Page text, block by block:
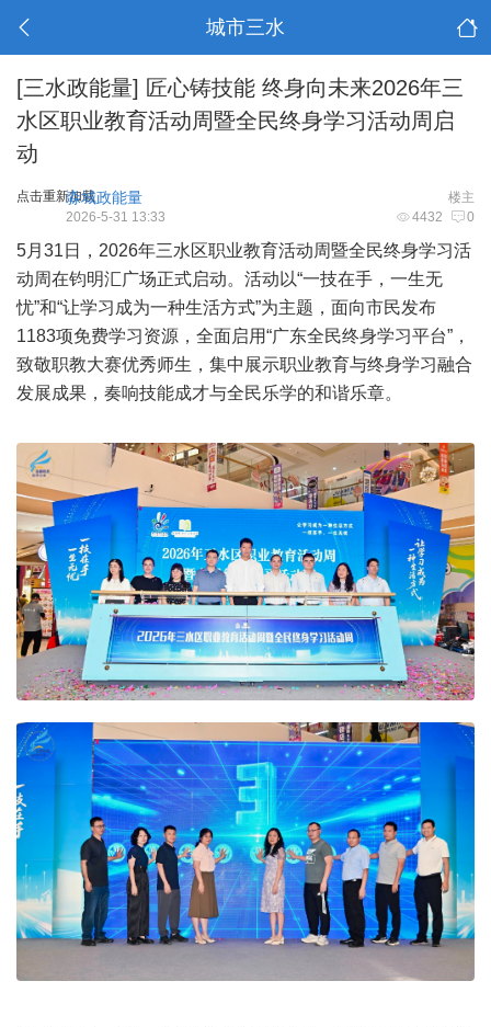
城市三水
[三水政能量] 匠心铸技能 终身向未来2026年三
水区职业教育活动周暨全民终身学习活动周启
动
点击重新加载 楼主
淼城政能量
4432 0
2026-5-31 13:33
5月31日，2026年三水区职业教育活动周暨全民终身学习活
动周在钧明汇广场正式启动。活动以“一技在手，一生无
忧”和“让学习成为一种生活方式”为主题，面向市民发布
1183项免费学习资源，全面启用“广东全民终身学习平台”，
致敬职教大赛优秀师生，集中展示职业教育与终身学习融合
发展成果，奏响技能成才与全民乐学的和谐乐章。